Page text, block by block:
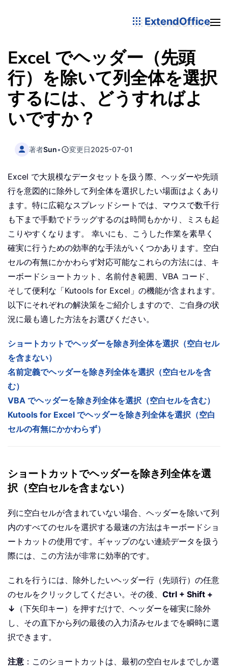
ExtendOffice
Excel でヘッダー（先頭
行）を除いて列全体を選択
するには、どうすればよ
いですか？
著者Sun• 変更日2025-07-01
Excel で大規模なデータセットを扱う際、ヘッダーや先頭
行を意図的に除外して列全体を選択したい場面はよくあり
ます。特に広範なスプレッドシートでは、マウスで数千行
も下まで手動でドラッグするのは時間もかかり、ミスも起
こりやすくなります。 幸いにも、こうした作業を素早く
確実に行うための効率的な手法がいくつかあります。空白
セルの有無にかかわらず対応可能なこれらの方法には、キ
ーボードショートカット、名前付き範囲、VBA コード、
そして便利な「Kutools for Excel」の機能が含まれます。
以下にそれぞれの解決策をご紹介しますので、ご自身の状
況に最も適した方法をお選びください。
ショートカットでヘッダーを除き列全体を選択（空白セル
を含まない）
名前定義でヘッダーを除き列全体を選択（空白セルを含
む）
VBA でヘッダーを除き列全体を選択（空白セルを含む）
Kutools for Excel でヘッダーを除き列全体を選択（空白
セルの有無にかかわらず）
ショートカットでヘッダーを除き列全体を選
択（空白セルを含まない）
列に空白セルが含まれていない場合、ヘッダーを除いて列
内のすべてのセルを選択する最速の方法はキーボードショ
ートカットの使用です。ギャップのない連続データを扱う
際には、この方法が非常に効率的です。
これを行うには、除外したいヘッダー行（先頭行）の任意
のセルをクリックしてください。その後、 Ctrl + Shift +
↓ （下矢印キー）を押すだけで、ヘッダーを確実に除外
し、その直下から列の最後の入力済みセルまでを瞬時に選
択できます。
注意 ：このショートカットは、最初の空白セルまでしか選